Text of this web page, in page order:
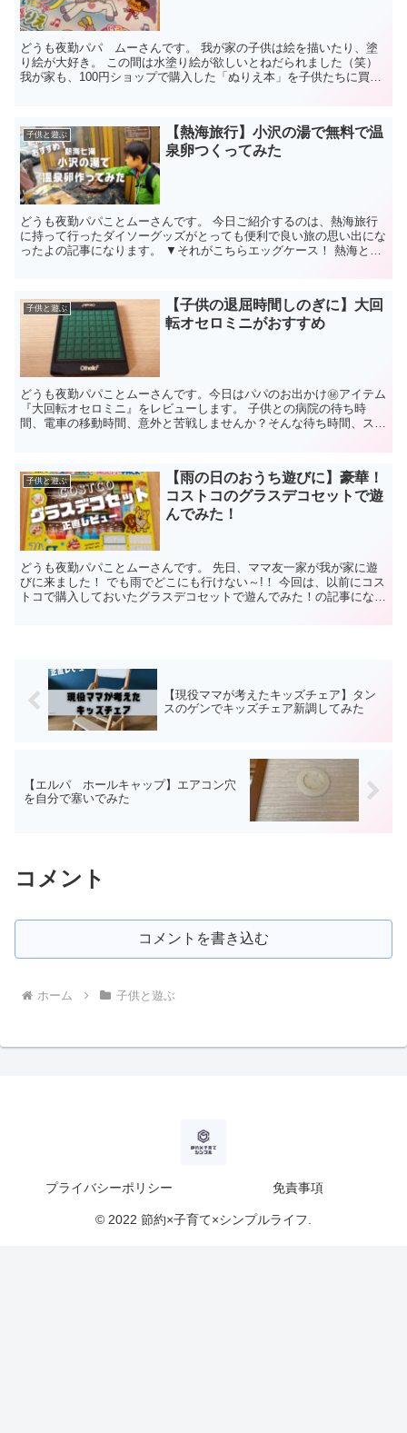
どうも夜勤パパ ムーさんです。 我が家の子供は絵を描いたり、塗
り絵が大好き。 この間は水塗り絵が欲しいとねだられました（笑）
我が家も、100円ショップで購入した「ぬりえ本」を子供たちに買い
子供と遊ぶ
【熱海旅行】小沢の湯で無料で温
泉卵つくってみた
どうも夜勤パパことムーさんです。 今日ご紹介するのは、熱海旅行
に持って行ったダイソーグッズがとっても便利で良い旅の思い出にな
ったよの記事になります。 ▼それがこちらエッグケース！ 熱海とエ
子供と遊ぶ
【子供の退屈時間しのぎに】大回
転オセロミニがおすすめ
どうも夜勤パパことムーさんです。今日はパパのお出かけ㊙アイテム
『大回転オセロミニ』をレビューします。 子供との病院の待ち時
間、電車の移動時間、意外と苦戦しませんか？そんな待ち時間、スマ
子供と遊ぶ
【雨の日のおうち遊びに】豪華！
コストコのグラスデコセットで遊
んでみた！
どうも夜勤パパことムーさんです。 先日、ママ友一家が我が家に遊
びに来ました！ でも雨でどこにも行けない～!！ 今回は、以前にコス
トコで購入しておいたグラスデコセットで遊んでみた！の記事になり
【現役ママが考えたキッズチェア】タン
スのゲンでキッズチェア新調してみた
【エルパ ホールキャップ】エアコン穴
を自分で塞いでみた
コメント
コメントを書き込む
ホーム 子供と遊ぶ
プライバシーポリシー 免責事項
© 2022 節約×子育て×シンプルライフ.